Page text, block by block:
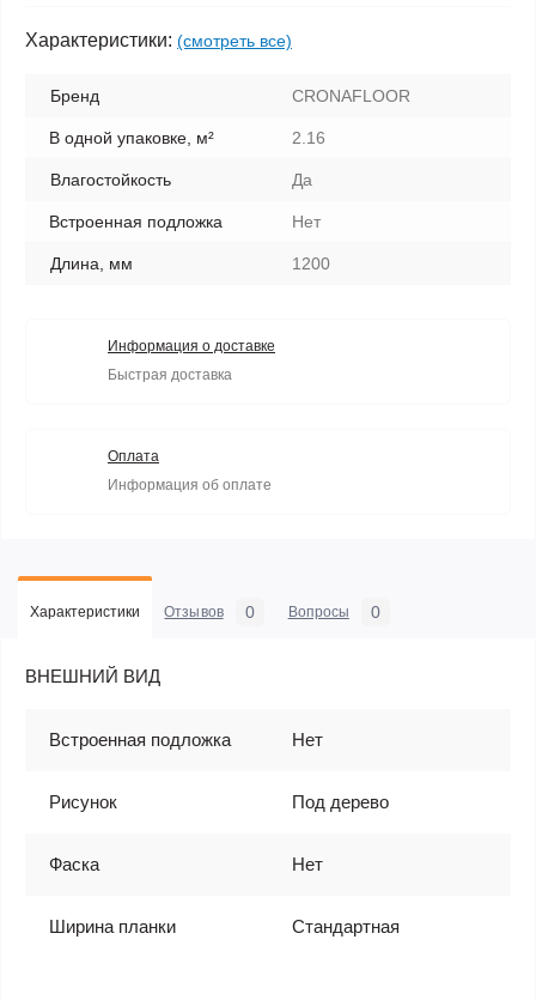
Характеристики: (смотреть все)
Бренд CRONAFLOOR
В одной упаковке, м² 2.16
Влагостойкость Да
Встроенная подложка Нет
Длина, мм 1200
Информация о доставке
Быстрая доставка
Оплата
Информация об оплате
Характеристики Отзывов 0 Вопросы 0
ВНЕШНИЙ ВИД
Встроенная подложка Нет
Рисунок Под дерево
Фаска Нет
Ширина планки Стандартная